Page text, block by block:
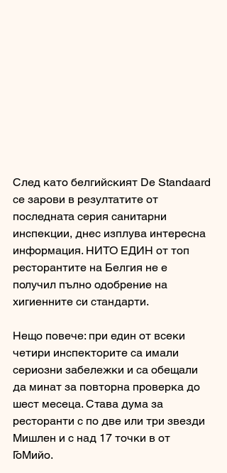
След като белгийският De Standaard
се зарови в резултатите от
последната серия санитарни
инспекции, днес изплува интересна
информация. НИТО ЕДИН от топ
ресторантите на Белгия не е
получил пълно одобрение на
хигиенните си стандарти.
Нещо повече: при един от всеки
четири инспекторите са имали
сериозни забележки и са обещали
да минат за повторна проверка до
шест месеца. Става дума за
ресторанти с по две или три звезди
Мишлен и с над 17 точки в от
ГоМийо.